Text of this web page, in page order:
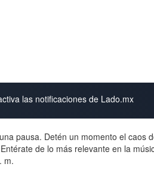
las notificaciones de Lado.mx
pausa. Detén un momento el
de lo más relevante en la
m.